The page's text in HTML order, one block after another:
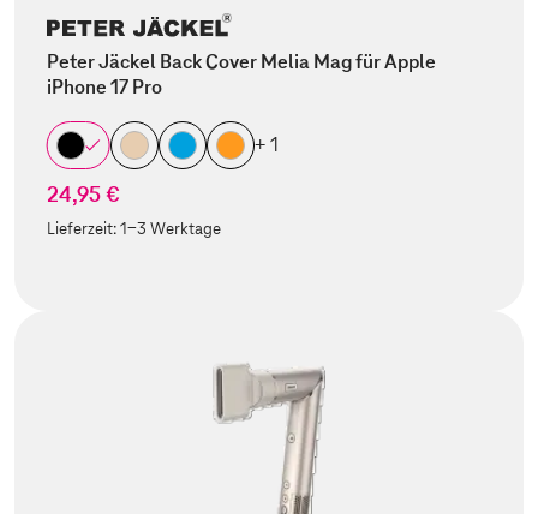
Peter Jäckel Back Cover Melia Mag für Apple
iPhone 17 Pro
+ 1
24,95 €
Lieferzeit:1-3 Werktage